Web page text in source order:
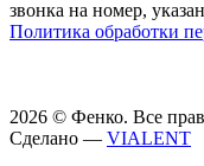
звонка на номер,
Политика обработки
2026 © Фенко. Все
Сделано — VIALENT